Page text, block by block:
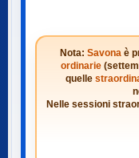
Nota: Savona è
ordinarie
quelle
Nelle sessioni